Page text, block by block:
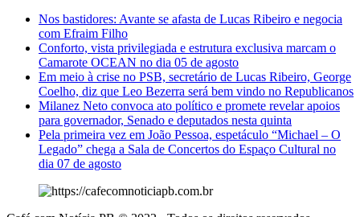
Nos bastidores: Avante se afasta de Lucas Ribeiro e negocia
com Efraim Filho
Conforto, vista privilegiada e estrutura exclusiva marcam o
Camarote OCEAN no dia 05 de agosto
Em meio à crise no PSB, secretário de Lucas Ribeiro, George
Coelho, diz que Leo Bezerra será bem vindo no Republicanos
Milanez Neto convoca ato político e promete revelar apoios
para governador, Senado e deputados nesta quinta
Pela primeira vez em João Pessoa, espetáculo “Michael – O
Legado” chega a Sala de Concertos do Espaço Cultural no
dia 07 de agosto